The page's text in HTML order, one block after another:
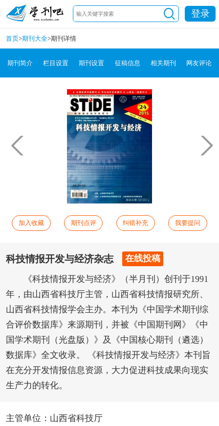
登录
首页>期刊大全>期刊详情
期刊简介 栏目设置 期刊设置 征稿信息 相关期刊 网友评论
加入收藏 期刊点评 纠错补充 我要提问
科技情报开发与经济杂志 在线投稿
《科技情报开发与经济》（半月刊）创刊于1991
年，由山西省科技厅主管，山西省科技情报研究所、
山西省科技情报学会主办。本刊为《中国学术期刊综
合评价数据库》来源期刊，并被《中国期刊网》《中
国学术期刊（光盘版）》及《中国核心期刊（遴选）
数据库》全文收录。 《科技情报开发与经济》本刊旨
在充分开发情报信息资源，大力促进科技成果向现实
生产力的转化。
主管单位：山西省科技厅